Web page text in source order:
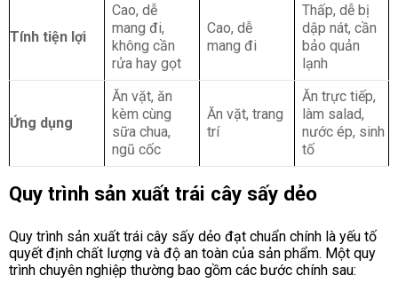
Tính tiện lợi
Cao, dễ
mang đi,
không cần
rửa hay gọt
Cao, dễ
mang đi
Thấp, dễ bị
dập nát, cần
bảo quản
lạnh
Ứng dụng
Ăn vặt, ăn
kèm cùng
sữa chua,
ngũ cốc
Ăn vặt, trang
trí
Ăn trực tiếp,
làm salad,
nước ép, sinh
tố
Quy trình sản xuất trái cây sấy dẻo
Quy trình sản xuất trái cây sấy dẻo đạt chuẩn chính là yếu tố
quyết định chất lượng và độ an toàn của sản phẩm. Một quy
trình chuyên nghiệp thường bao gồm các bước chính sau: